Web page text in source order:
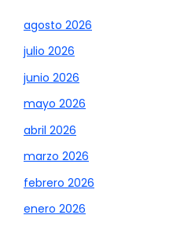
agosto 2026
julio 2026
junio 2026
mayo 2026
abril 2026
marzo 2026
febrero 2026
enero 2026